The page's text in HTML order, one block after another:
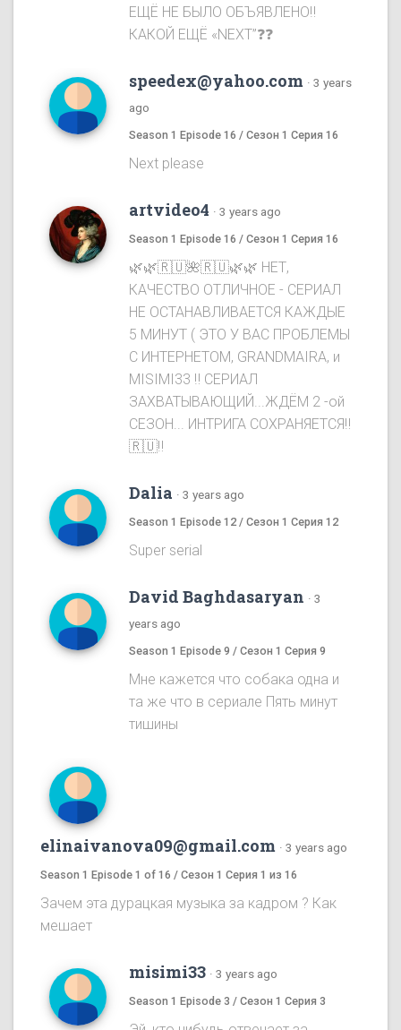
ЕЩЁ НЕ БЫЛО ОБЪЯВЛЕНО‼️
КАКОЙ ЕЩЁ «NEXT”❓❓
speedex@yahoo.com · 3 years
ago
Season 1 Episode 16 / Сезон 1 Серия 16
Next please
artvideo4 · 3 years ago
Season 1 Episode 16 / Сезон 1 Серия 16
🌿🌿🇷🇺🌺🇷🇺🌿🌿 НЕТ,
КАЧЕСТВО ОТЛИЧНОЕ - СЕРИАЛ
НЕ ОСТАНАВЛИВАЕТСЯ КАЖДЫЕ
5 МИНУТ ( ЭТО У ВАС ПРОБЛЕМЫ
С ИНТЕРНЕТОМ, GRANDMAIRA, и
MISIMI33 ‼️ СЕРИАЛ
ЗАХВАТЫВАЮЩИЙ...ЖДЁМ 2 -ой
СЕЗОН... ИНТРИГА СОХРАНЯЕТСЯ‼️
🇷🇺‼️
Dalia · 3 years ago
Season 1 Episode 12 / Сезон 1 Серия 12
Super serial
David Baghdasaryan · 3
years ago
Season 1 Episode 9 / Сезон 1 Серия 9
Мне кажется что собака одна и
та же что в сериале Пять минут
тишины
elinaivanova09@gmail.com · 3 years ago
Season 1 Episode 1 of 16 / Сезон 1 Серия 1 из 16
Зачем эта дурацкая музыка за кадром ? Как
мешает
misimi33 · 3 years ago
Season 1 Episode 3 / Сезон 1 Серия 3